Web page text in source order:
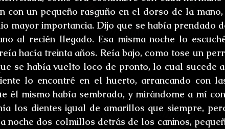
con un pequeño rasguño en el dorso de la
mayor importancia. Dijo que se había prendado
al recién llegado. Esa misma noche lo
hacía treinta años. Reía bajo, como tose un
se había vuelto loco de pronto, lo cual sucede
lo encontré en el huerto, arrancando con
él mismo había sembrado, y mirándome a mí
los dientes igual de amarillos que siempre,
noche dos colmillos detrás de los caninos,